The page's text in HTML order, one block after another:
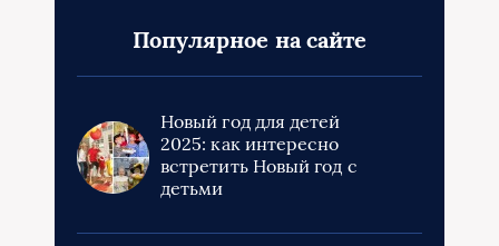
Популярное на сайте
Новый год для детей
2025: как интересно
встретить Новый год с
детьми